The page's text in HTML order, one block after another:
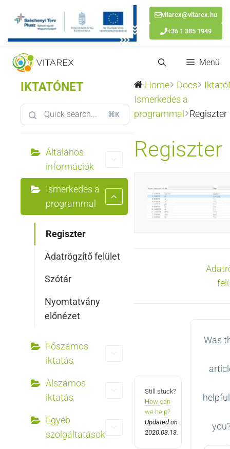
vitarex@vitarex.hu
+36 1 385 1949
Kilépés
tartalomba
Menü
IKTATÓNET
⌘K
Általános
információk
Ismerkedés a
programmal
Regiszter
Adatrögzítő felület
Szótár
Nyomtatvány
előnézet
Főszámos
iktatás
Alszámos
iktatás
Egyéb
szolgáltatások
Home Docs
Ismerkedés a
programmal
Regiszter
Regiszter
Still stuck?
How can
we help?
Updated on
2020.03.13.
Was